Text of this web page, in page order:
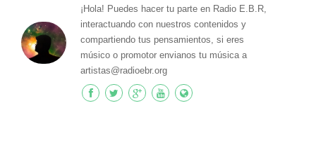
¡Hola! Puedes hacer tu parte en Radio E.B.R,
interactuando con nuestros contenidos y
compartiendo tus pensamientos, si eres
músico o promotor envianos tu música a
artistas@radioebr.org